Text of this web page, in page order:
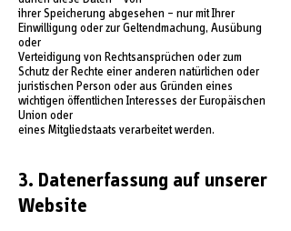
ihrer Speicherung abgesehen – nur mit Ihrer
Einwilligung oder zur Geltendmachung, Ausübung
oder
Verteidigung von Rechtsansprüchen oder zum
Schutz der Rechte einer anderen natürlichen oder
juristischen Person oder aus Gründen eines
wichtigen öffentlichen Interesses der Europäischen
Union oder
eines Mitgliedstaats verarbeitet werden.
3. Datenerfassung auf unserer
Website